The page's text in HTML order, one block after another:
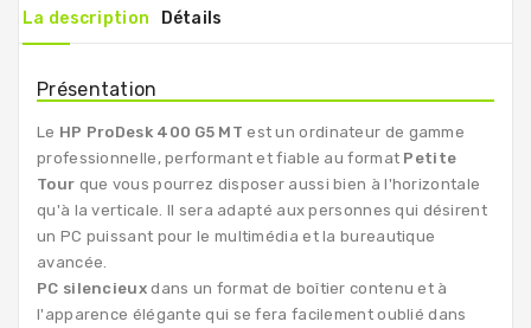
La description Détails
Présentation
Le HP ProDesk 400 G5 MT est un ordinateur de gamme
professionnelle, performant et fiable au format Petite
Tour que vous pourrez disposer aussi bien à l'horizontale
qu'à la verticale. Il sera adapté aux personnes qui désirent
un PC puissant pour le multimédia et la bureautique
avancée.
PC silencieuxdans un format de boîtier contenu et à
l'apparence élégante qui se fera facilement oublié dans